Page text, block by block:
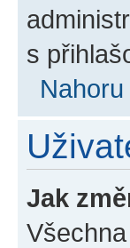
s
Nahoru
Jak